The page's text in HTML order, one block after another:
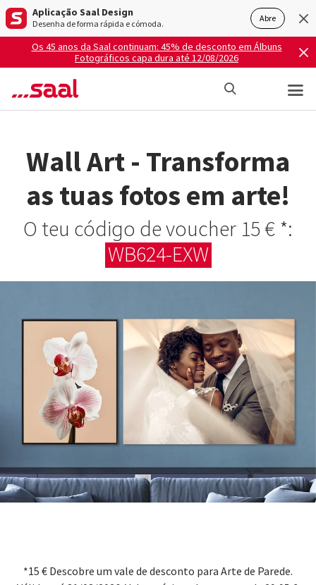
Aplicação Saal Design
Desenha de forma rápida e cómoda. Abre
Os 45 anos da Saal continuam: 45% de desconto em Álbuns
Fotográficos capa dura até 12/08/2026
Wall Art - Transforma
as tuas fotos em arte!
O teu código de voucher 15 € *:
WB624-EXW
*15 € Descobre um vale de desconto para Arte de Parede.